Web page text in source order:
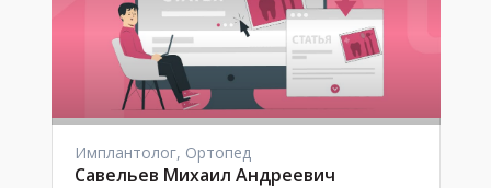
Имплантолог, Ортопед
Савельев Михаил Андреевич